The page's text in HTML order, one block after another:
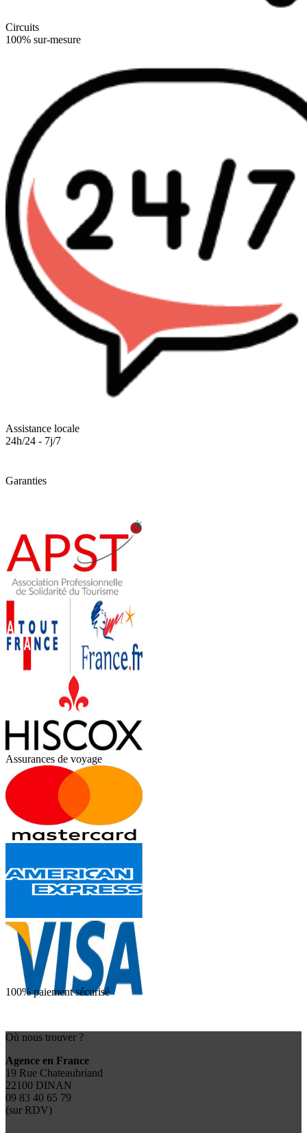
Circuits
100% sur-mesure
Assistance locale
24h/24 - 7j/7
Garanties
Assurances de voyage
100% paiement sécurisé
Où nous trouver ?
Agence en France
19 Rue Chateaubriand
22100 DINAN
09 83 40 65 79
(sur RDV)